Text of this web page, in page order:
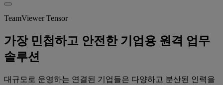
TeamViewer Tensor
가장 민첩하고 안전한 기업용 원격 업무
솔루션
대규모로 운영하는 연결된 기업들은 다양하고 분산된 인력을